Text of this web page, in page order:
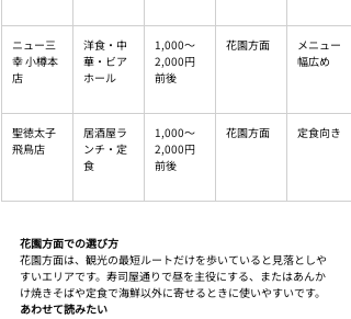
ニュー三
幸 小樽本
店
洋食・中
華・ビア
ホール
1,000〜
2,000円
前後
花園方面
メニュー
幅広め
聖徳太子
飛鳥店
居酒屋ラ
ンチ・定
食
1,000〜
2,000円
前後
花園方面 定食向き
花園方面での選び方
花園方面は、観光の最短ルートだけを歩いていると見落としや
すいエリアです。寿司屋通りで昼を主役にする、またはあんか
け焼きそばや定食で海鮮以外に寄せるときに使いやすいです。
あわせて読みたい